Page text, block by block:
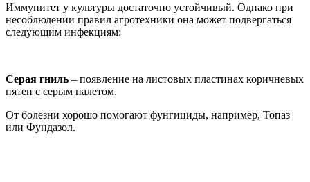
Иммунитет у культуры достаточно устойчивый. Однако при
несоблюдении правил агротехники она может подвергаться
следующим инфекциям:
Серая гниль – появление на листовых пластинах коричневых
пятен с серым налетом.
От болезни хорошо помогают фунгициды, например, Топаз
или Фундазол.